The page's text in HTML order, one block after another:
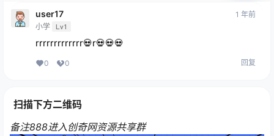
user17
小学 Lv1
1 年前
rrrrrrrrrrrrr💀r💀💀💀
0 0 回复
扫描下方二维码
备注888进入创奇网资源共享群